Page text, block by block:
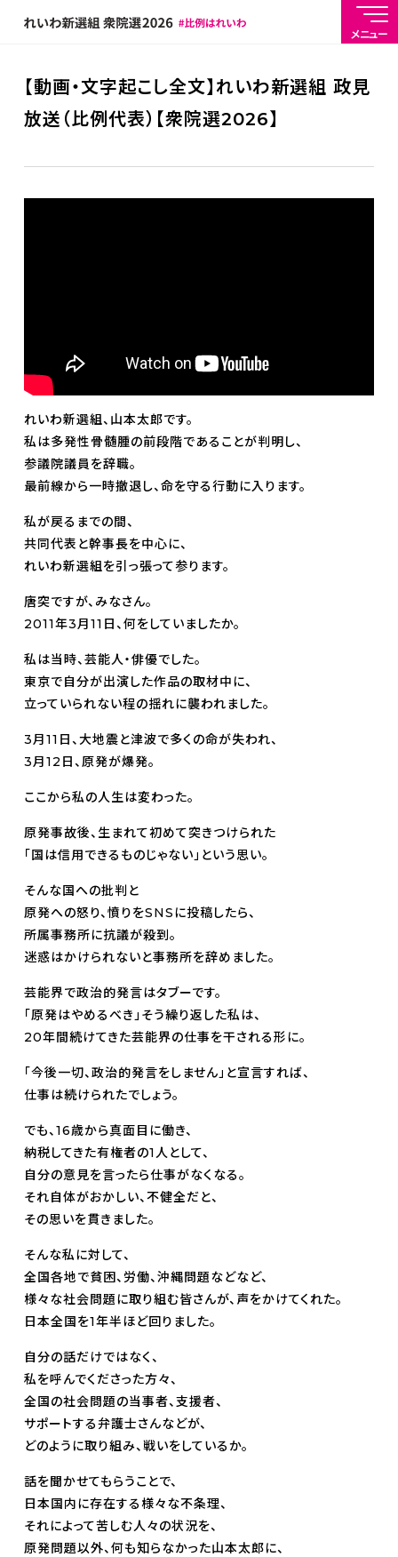
メニュー
【動画・文字起こし全文】れいわ新選組 政見
放送（比例代表）【衆院選2026】
れいわ新選組、山本太郎です。
私は多発性骨髄腫の前段階であることが判明し、
参議院議員を辞職。
最前線から一時撤退し、命を守る行動に入ります。
私が戻るまでの間、
共同代表と幹事長を中心に、
れいわ新選組を引っ張って参ります。
唐突ですが、みなさん。
2011年3月11日、何をしていましたか。
私は当時、芸能人・俳優でした。
東京で自分が出演した作品の取材中に、
立っていられない程の揺れに襲われました。
3月11日、大地震と津波で多くの命が失われ、
3月12日、原発が爆発。
ここから私の人生は変わった。
原発事故後、生まれて初めて突きつけられた
「国は信用できるものじゃない」という思い。
そんな国への批判と
原発への怒り、憤りをSNSに投稿したら、
所属事務所に抗議が殺到。
迷惑はかけられないと事務所を辞めました。
芸能界で政治的発言はタブーです。
「原発はやめるべき」そう繰り返した私は、
20年間続けてきた芸能界の仕事を干される形に。
「今後一切、政治的発言をしません」と宣言すれば、
仕事は続けられたでしょう。
でも、16歳から真面目に働き、
納税してきた有権者の1人として、
自分の意見を言ったら仕事がなくなる。
それ自体がおかしい、不健全だと、
その思いを貫きました。
そんな私に対して、
全国各地で貧困、労働、沖縄問題などなど、
様々な社会問題に取り組む皆さんが、声をかけてくれた。
日本全国を1年半ほど回りました。
自分の話だけではなく、
私を呼んでくださった方々、
全国の社会問題の当事者、支援者、
サポートする弁護士さんなどが、
どのように取り組み、戦いをしているか。
話を聞かせてもらうことで、
日本国内に存在する様々な不条理、
それによって苦しむ人々の状況を、
原発問題以外、何も知らなかった山本太郎に、